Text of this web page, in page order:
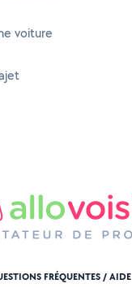
voiture
FRÉQUENTES / AIDE